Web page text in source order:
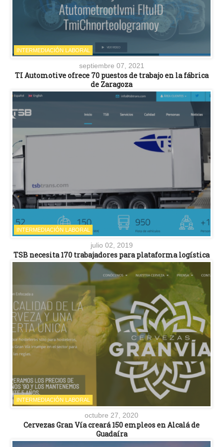
INTERMEDIACIÓN LABORAL
septiembre 07, 2021
TI Automotive ofrece 70 puestos de trabajo en la fábrica
de Zaragoza
INTERMEDIACIÓN LABORAL
julio 02, 2019
TSB necesita 170 trabajadores para plataforma logística
INTERMEDIACIÓN LABORAL
octubre 27, 2020
Cervezas Gran Vía creará 150 empleos en Alcalá de
Guadaíra